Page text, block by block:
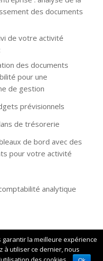
des documents
de votre activité
des documents
pour une
de gestion
prévisionnels
de trésorerie
de bord avec des
pour votre activité
analytique
la meilleure expérience
à utiliser ce dernier, nous